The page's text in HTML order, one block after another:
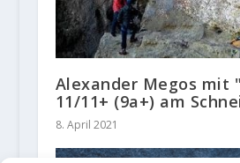
Alexander Megos mit
11/11+ (9a+) am
8. April 2021